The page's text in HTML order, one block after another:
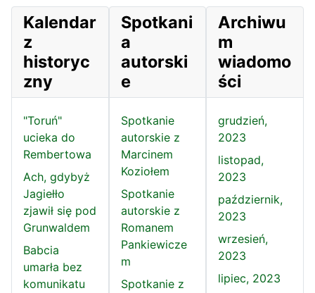
Kalendar
z
historyc
zny
"Toruń"
ucieka do
Rembertowa
Ach, gdybyż
Jagiełło
zjawił się pod
Grunwaldem
Babcia
umarła bez
komunikatu
Spotkani
a
autorski
e
Spotkanie
autorskie z
Marcinem
Koziołem
Spotkanie
autorskie z
Romanem
Pankiewicze
m
Spotkanie z
Archiwu
m
wiadomo
ści
grudzień,
2023
listopad,
2023
październik,
2023
wrzesień,
2023
lipiec, 2023